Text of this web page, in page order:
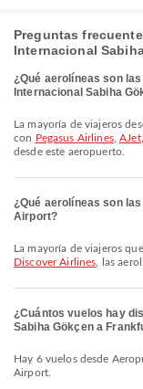
Preguntas
Internacional
¿Qué aerolíneas son
Internacional Sabiha
La mayoría de viajeros desde Aeropuerto Internacional Sabiha Gökçen vuelan
con Pegasus Airlines,AJet,
desde este aeropuerto.
¿Qué aerolíneas son
Airport?
La mayoría de viajeros
Discover Airlines , las
¿Cuántos vuelos hay
Sabiha Gökçen a
Hay 6 vuelos desde Aeropuerto Internacional Sabiha Gökçen hasta Frankfurt
Airport.